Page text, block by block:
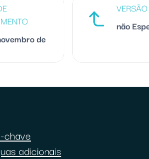
de
VERSÃO
não
chave
adicionais